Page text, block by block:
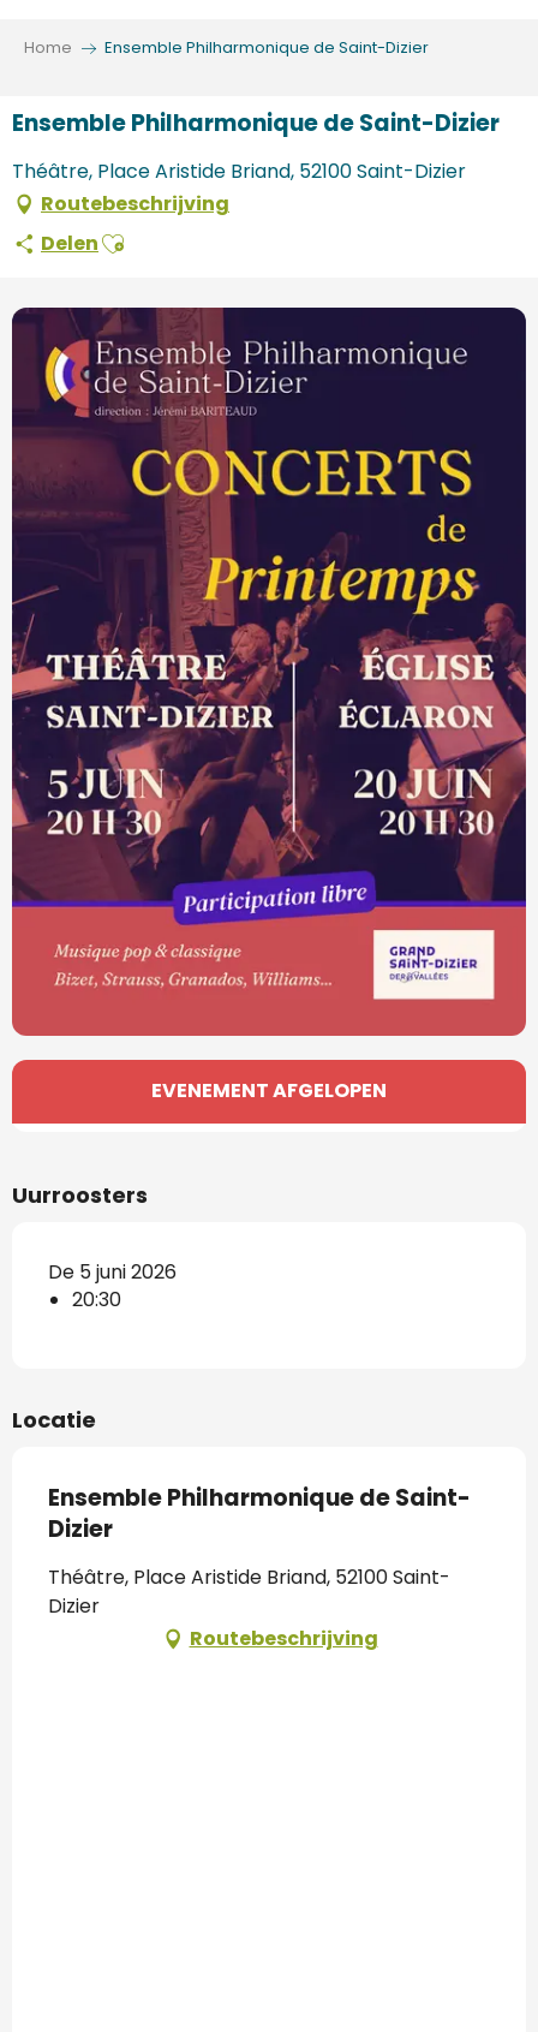
Home Ensemble Philharmonique de Saint-Dizier
Ensemble Philharmonique de Saint-Dizier
Théâtre, Place Aristide Briand, 52100 Saint-Dizier
Routebeschrijving
DelenAjouter aux favoris
Openingstijden en contactgegevens
EVENEMENT AFGELOPEN
Uurroosters
De 5 juni 2026
20:30
Locatie
Ensemble Philharmonique de Saint-
Dizier
Théâtre, Place Aristide Briand, 52100 Saint-
Dizier
Routebeschrijving